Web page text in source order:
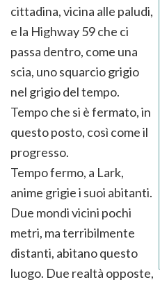
cittadina, vicina alle paludi,
e la Highway 59 che ci
passa dentro, come una
scia, uno squarcio grigio
nel grigio del tempo.
Tempo che si è fermato, in
questo posto, così come il
progresso.
Tempo fermo, a Lark,
anime grigie i suoi abitanti.
Due mondi vicini pochi
metri, ma terribilmente
distanti, abitano questo
luogo. Due realtà opposte,